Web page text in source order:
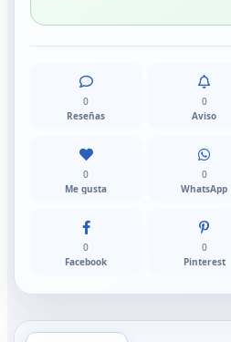
0
Reseñas
0
Aviso
0
Me gusta
0
WhatsApp
0
Facebook
0
Pinterest